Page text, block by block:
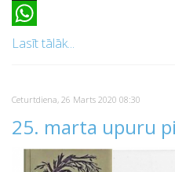
X
WhatsApp
Lasīt tālāk...
Ceturtdiena, 26 Marts 2020 08:30
25. marta upuru